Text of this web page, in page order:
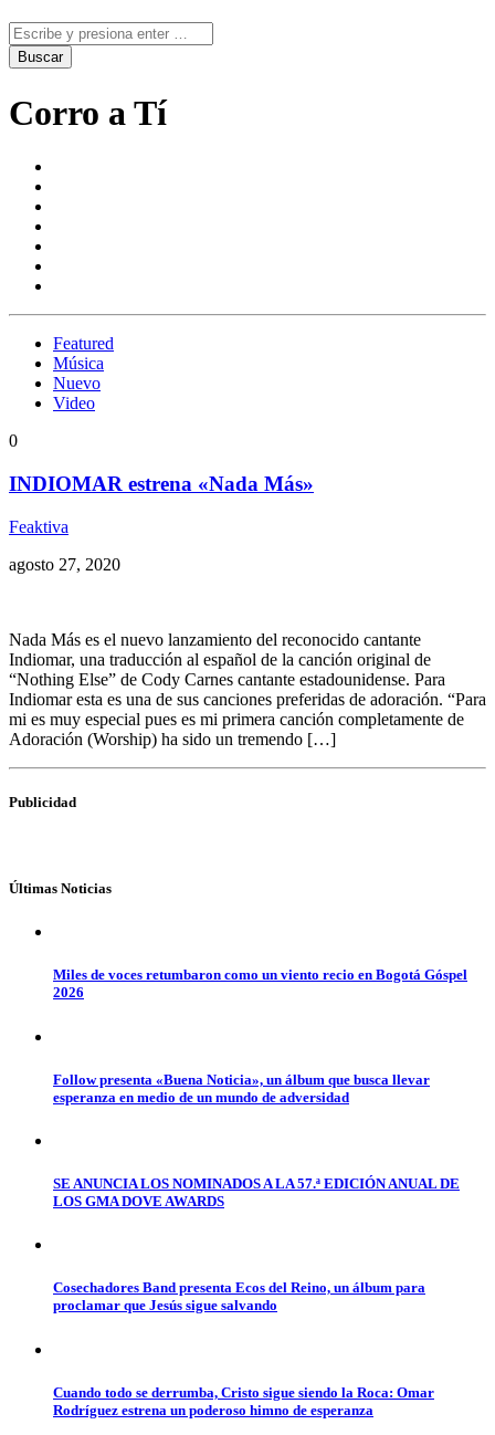
Corro a Tí
Featured
Música
Nuevo
Video
0
INDIOMAR estrena «Nada Más»
Feaktiva
agosto 27, 2020
Nada Más es el nuevo lanzamiento del reconocido cantante
Indiomar, una traducción al español de la canción original de
“Nothing Else” de Cody Carnes cantante estadounidense. Para
Indiomar esta es una de sus canciones preferidas de adoración. “Para
mi es muy especial pues es mi primera canción completamente de
Adoración (Worship) ha sido un tremendo […]
Publicidad
Últimas Noticias
Miles de voces retumbaron como un viento recio en Bogotá Góspel
2026
Follow presenta «Buena Noticia», un álbum que busca llevar
esperanza en medio de un mundo de adversidad
SE ANUNCIA LOS NOMINADOS A LA 57.ª EDICIÓN ANUAL DE
LOS GMA DOVE AWARDS
Cosechadores Band presenta Ecos del Reino, un álbum para
proclamar que Jesús sigue salvando
Cuando todo se derrumba, Cristo sigue siendo la Roca: Omar
Rodríguez estrena un poderoso himno de esperanza